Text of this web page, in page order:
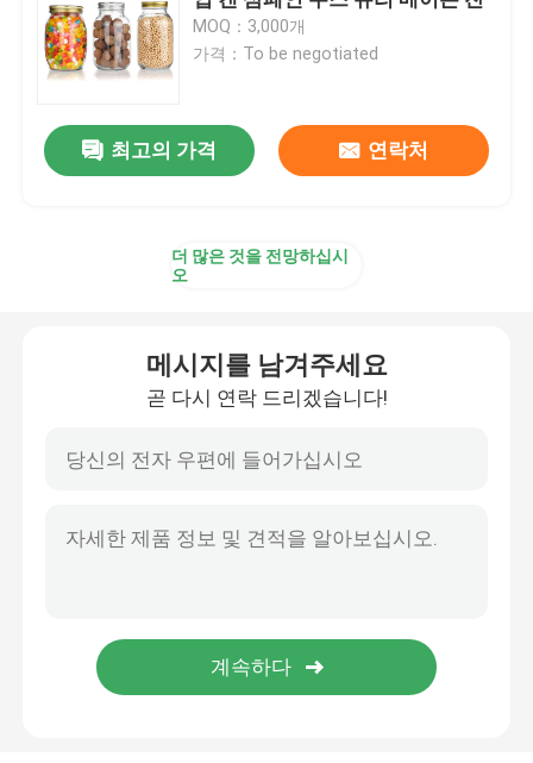
용기 병 뚜??
가정용 유리품
MOQ：3,000개
가격：To be negotiated
최고의 가격 연락처
더 많은 것을 전망하십시
오
메시지를 남겨주세요
곧 다시 연락 드리겠습니다!